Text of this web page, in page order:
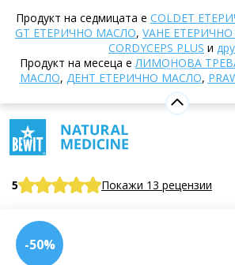
Продукт на седмицата е COLDET
GT ЕТЕРИЧНО МАСЛО, VAHE
CORDYCEPS PLUS и
Продукт на месеца еЛИМОНОВА
МАСЛО, ДЕНТ ЕТЕРИЧНО МАСЛО,
за кожата
Кремове за лице
C60 крем - Вечен поток
Златен еликсир C60
поток
Холистична козметика
5 Покажи 13 рецензии
-50%